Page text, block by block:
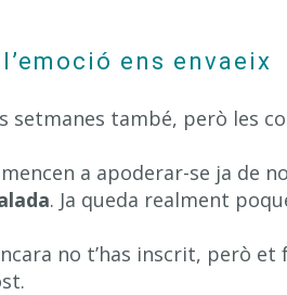
ens envaeix
setmanes també, però les
a apoderar-se ja de
. Ja queda realment
no t’has inscrit, però et